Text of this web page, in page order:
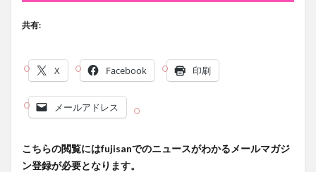
共有:
X Facebook 印刷
メールアドレス
こちらの閲覧にはfujisanでのニュースがわかるメールマガジ
ン登録が必要となります。